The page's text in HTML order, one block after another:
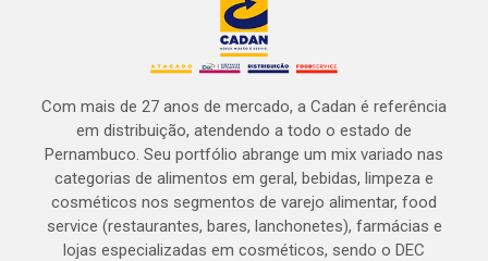
Com mais de 27 anos de mercado, a Cadan é referência
em distribuição, atendendo a todo o estado de
Pernambuco. Seu portfólio abrange um mix variado nas
categorias de alimentos em geral, bebidas, limpeza e
cosméticos nos segmentos de varejo alimentar, food
service (restaurantes, bares, lanchonetes), farmácias e
lojas especializadas em cosméticos, sendo o DEC